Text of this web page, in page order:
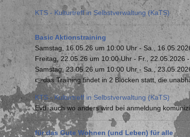
KTS - Kulturtreff in Selbstverwaltung (KaTS)
Basic Aktionstraining
Samstag, 16.05.26 um 10:00 Uhr- Sa.,
Freitag, 22.05.26 um 10:00 Uhr -Fr., 22.05.2026
Samstag, 23.05.26 um 10:00 Uhr - Sa.,
👉das Training findet in 2 Blöcken statt, die
KTS - Kulturtreff in Selbstverwaltung (KaTS)
Evtl. auch wo anders wird bei anmeldung
für das Gute Wohnen (und Leben) für alle